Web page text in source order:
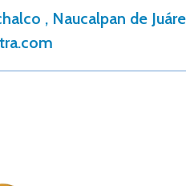
, Naucalpan de